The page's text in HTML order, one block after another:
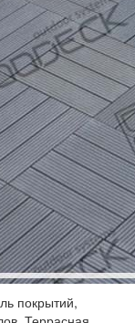
покрытий,